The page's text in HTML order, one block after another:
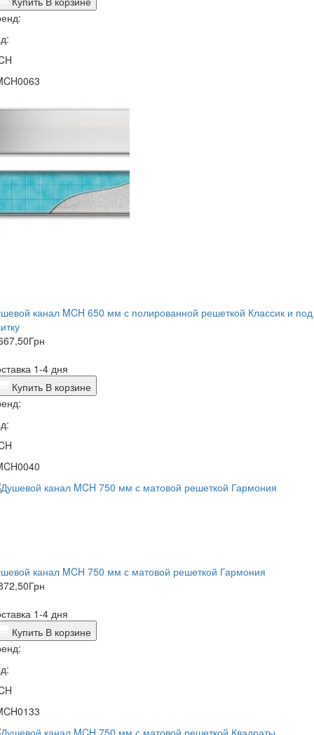
канал MCH 650 мм с полированной решеткой Классик и под
Грн
1-4 дня
Купить В корзине
канал MCH 750 мм с матовой решеткой Гармония
Грн
1-4 дня
Купить В корзине